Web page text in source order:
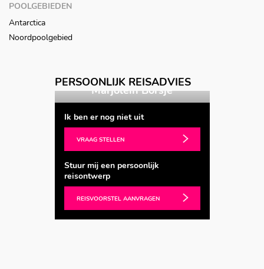
POOLGEBIEDEN
Antarctica
Noordpoolgebied
PERSOONLIJK REISADVIES
Marjolein Borsje
Ik ben er nog niet uit
VRAAG STELLEN
Stuur mij een persoonlijk
reisontwerp
REISVOORSTEL AANVRAGEN